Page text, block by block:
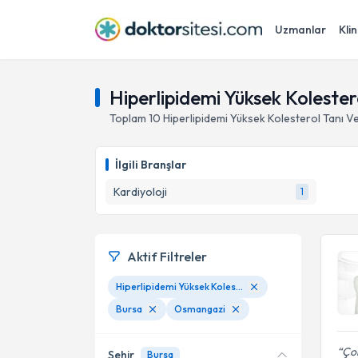
Uzmanlar
Hiperlipidemi Yüksek
Toplam 10 Hiperlipidemi Yüksek Kolesterol Tanı
İlgili Branşlar
Kardiyoloji
1
Aktif Filtreler
Hiperlipidemi Yüksek Kolesterol Tanı Ve Tedavisi
Bursa
Osmangazi
Şehir Bursa